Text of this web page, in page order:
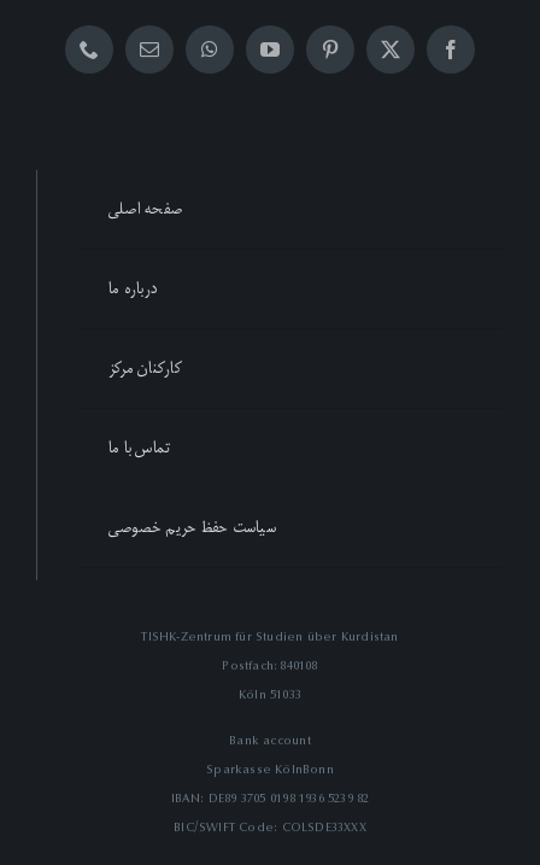
صفحه اصلی
درباره ما
کارکنان مرکز
تماس با ما
سیاست حفظ حریم خصوصی
TISHK-Zentrum für Studien über Kurdistan
Postfach: 840108
51033 Köln
Bank account
Sparkasse KölnBonn
IBAN: DE89 3705 0198 1936 5239 82
BIC/SWIFT Code: COLSDE33XXX